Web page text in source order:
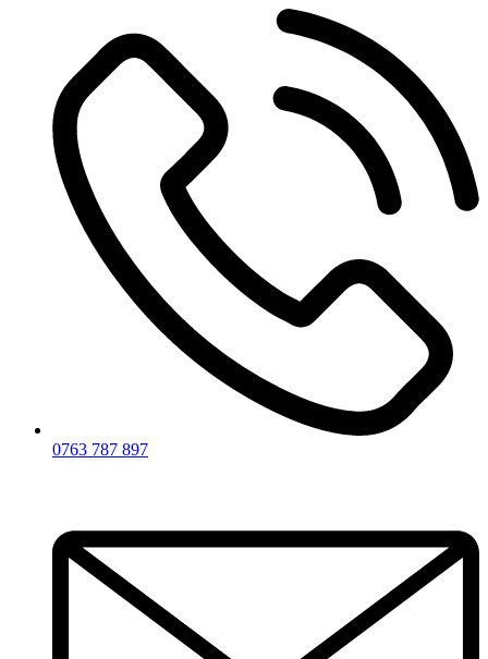
0763 787 897